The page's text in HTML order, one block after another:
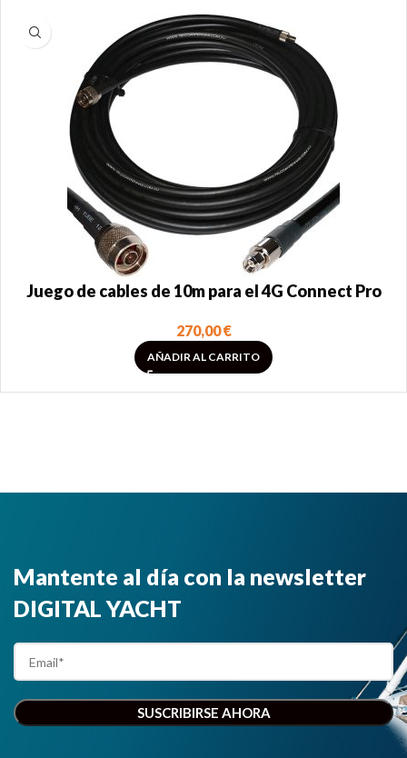
Juego de cables de 10m para el 4G Connect Pro
270,00€
AÑADIR AL CARRITO
Mantente al día con la newsletter
DIGITAL YACHT